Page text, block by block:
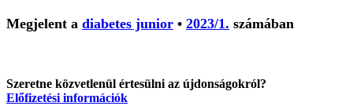
Megjelent a diabetes junior • 2023/1. számában
Szeretne közvetlenül értesülni az újdonságokról?
Előfizetési információk